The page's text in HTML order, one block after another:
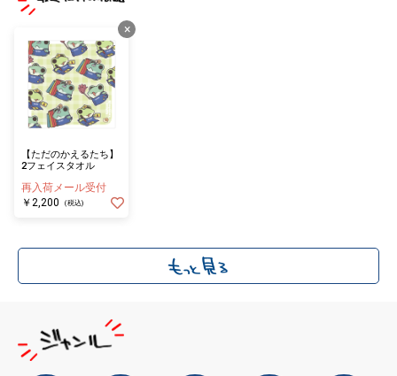
×
【ただのかえるたち】
2フェイスタオル
再入荷メール受付
￥2,200
(税込)